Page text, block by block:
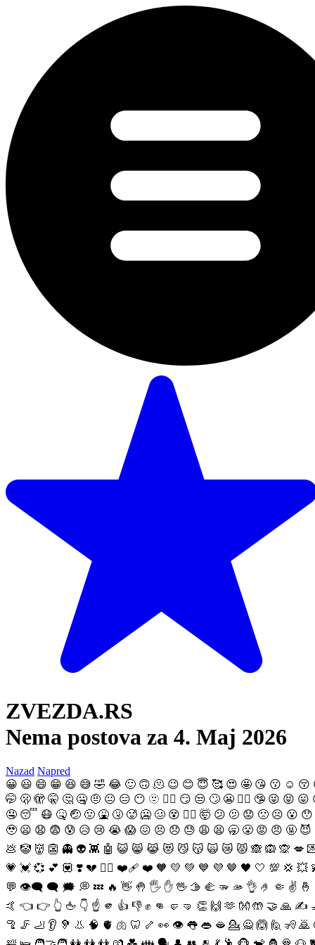
ZVEZDA.RS
Nema postova za 4. Maj 2026
Nazad Napred
😀 😃 😄 😁 😆 😅 🤣 😂 🙂 🙃 🫠 😉 😊 😇 🥰 😍 🤩 😘 😗 ☺️ 😚
🤭 🫢 🫣 🤫 🤔 🤐 🤨 😐 😑 😶 🫥 😶‍🌫️ 😏 😒 🙄 😬 😮‍💨 🤥 😜 😝 😛
🤤 😴 😷 🤒 🤕 🤢 🤮 🤧 🥵 🥶 🥴 😵 😵‍💫 🤯 😕 🫤 😟 🙁 ☹️ 😮 😯
🥹 😦 😧 😨 😰 😥 😢 😭 😱 😖 😣 😞 😓 😩 😫 🥱 😤 😡 😠 🤬 😈
💩 🤡 👹 👺 👻 👽 👾 🤖 😺 😸 😹 😻 😼 😽 🙀 😿 😾 🙈 🙉 🙊 💋
💗 💓 💞 💕 💟 ❣️ 💔 ❤️‍🔥 ❤️‍🩹 ❤️ 🧡 💛 💚 💙 💜 🤎 🖤 🤍 💯 💢 💥
💬 👁️‍🗨️ 🗨️ 🗯️ 💭 💤 🔥 👋 🤚 🖐️ ✋ 🖖 🫱 🫲 🫳 🫴 👌 🤌 🤏 ✌️ 🤞
🤙 👈 👉 👆 🖕 👇 ☝️ 🫵 👍 👎 ✊ 👊 🤛 🤜 👏 🙌 🫶 👐 🤲 🤝 🙏 ✍️
🦿 🦵 🦶 👂 🦻 👃 🧠 🫀 🫁 🦷 🦴 👀 👁️ 👅 👄 🫦 💁 🙅 🙆 🙋 🧏 🙇